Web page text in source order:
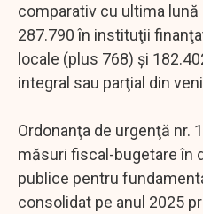
comparativ cu ultima lună
287.790 în instituţii
locale (plus 768) şi
integral sau parţial din
Ordonanţa de urgenţă nr.
măsuri fiscal-bugetare în
publice pentru
consolidat pe anul 2025